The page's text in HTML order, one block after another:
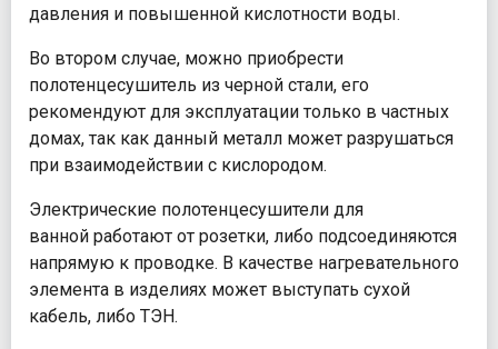
давления и повышенной кислотности воды.
Во втором случае, можно приобрести
полотенцесушитель из черной стали, его
рекомендуют для эксплуатации только в частных
домах, так как данный металл может разрушаться
при взаимодействии с кислородом.
Электрические полотенцесушители для
ванной работают от розетки, либо подсоединяются
напрямую к проводке. В качестве нагревательного
элемента в изделиях может выступать сухой
кабель, либо ТЭН.